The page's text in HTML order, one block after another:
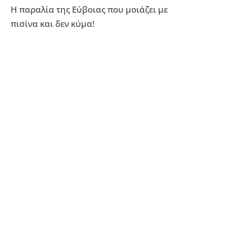
Η παραλία της Εύβοιας που μοιάζει με
πισίνα και δεν κύμα!